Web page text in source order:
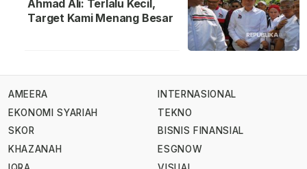
Ahmad Ali: Terlalu Kecil,
Target Kami Menang Besar
AMEERA
EKONOMI SYARIAH
SKOR
KHAZANAH
INTERNASIONAL
TEKNO
BISNIS FINANSIAL
ESGNOW